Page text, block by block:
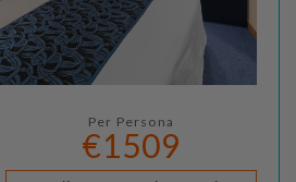
Per Persona
€1509